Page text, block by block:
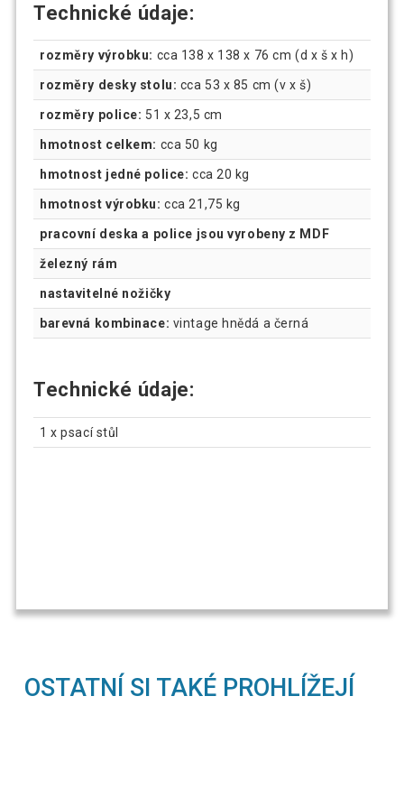
Technické údaje:
rozměry výrobku: cca 138 x 138 x 76 cm (d x š x h)
rozměry desky stolu: cca 53 x 85 cm (v x š)
rozměry police: 51 x 23,5 cm
hmotnost celkem: cca 50 kg
hmotnost jedné police: cca 20 kg
hmotnost výrobku: cca 21,75 kg
pracovní deska a police jsou vyrobeny z MDF
železný rám
nastavitelné nožičky
barevná kombinace: vintage hnědá a černá
Technické údaje:
1 x psací stůl
OSTATNÍ SI TAKÉ PROHLÍŽEJÍ